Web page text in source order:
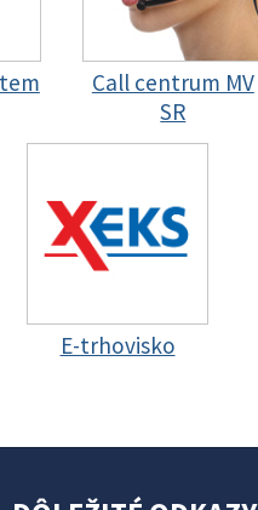
Call centrum MV
SR
E-trhovisko